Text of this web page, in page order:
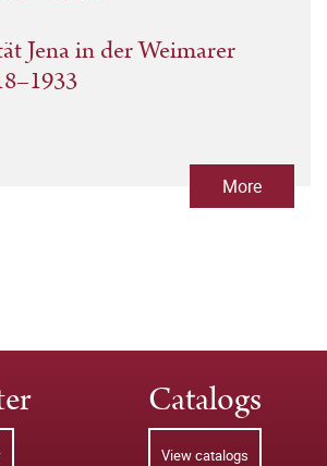
Jena in der Weimarer
More
Catalogs
View catalogs